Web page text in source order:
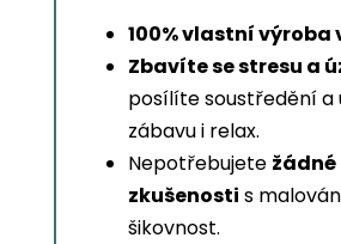
100% vlastní výroba
Zbavíte se stresu a
posílíte soustředění a
zábavu i relax.
Nepotřebujete
zkušenosti s
šikovnost.